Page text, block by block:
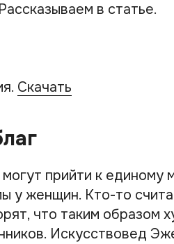
в статье.
Скачать
прийти к единому
у женщин. Кто-то
что таким образом
Искусствовед